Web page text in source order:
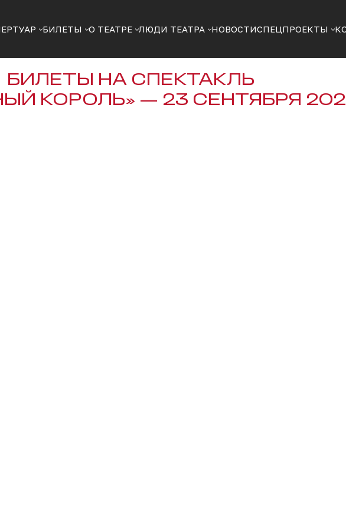
БИЛЕТЫ О ТЕАТРЕ ЛЮДИ ТЕАТРА НОВОСТИСПЕЦПРОЕКТЫ
БИЛЕТЫ НА СПЕКТАКЛЬ
КОРОЛЬ» — 23 СЕНТЯБРЯ